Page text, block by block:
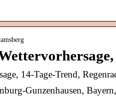
14-Tage-Trend,
Gunzenhausen,